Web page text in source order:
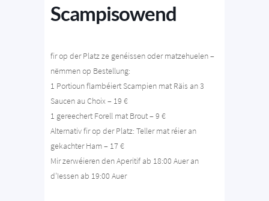
Scampisowend
fir op der Platz ze genéissen oder matzehuelen –
nëmmen op Bestellung:
1 Portioun flambéiert Scampien mat Räis an 3
Saucen au Choix – 19 €
1 gereechert Forell mat Brout – 9 €
Alternativ fir op der Platz: Teller mat réier an
gekachter Ham – 17 €
Mir zerwéieren den Aperitif ab 18:00 Auer an
d’Iessen ab 19:00 Auer